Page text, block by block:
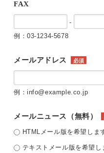
FAX
-
例：03-1234-5678
メールアドレス 必須
例：info@example.co.jp
メールニュース（無料）
HTMLメール版を希望しま
テキストメール版を希望し